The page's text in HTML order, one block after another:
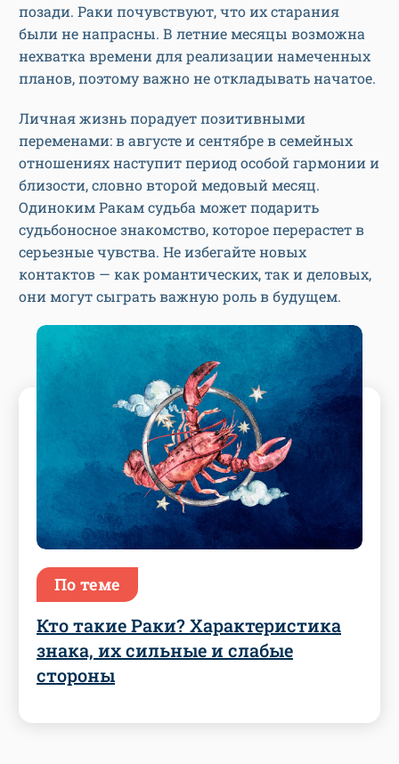
позади. Раки почувствуют, что их старания
были не напрасны. В летние месяцы возможна
нехватка времени для реализации намеченных
планов, поэтому важно не откладывать начатое.
Личная жизнь порадует позитивными
переменами: в августе и сентябре в семейных
отношениях наступит период особой гармонии и
близости, словно второй медовый месяц.
Одиноким Ракам судьба может подарить
судьбоносное знакомство, которое перерастет в
серьезные чувства. Не избегайте новых
контактов — как романтических, так и деловых,
они могут сыграть важную роль в будущем.
По теме
Кто такие Раки? Характеристика
знака, их сильные и слабые
стороны